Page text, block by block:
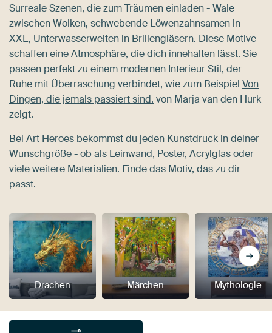
Surreale Szenen, die zum Träumen einladen - Wale
zwischen Wolken, schwebende Löwenzahnsamen in
XXL, Unterwasserwelten in Brillengläsern. Diese Motive
schaffen eine Atmosphäre, die dich innehalten lässt. Sie
passen perfekt zu einem modernen Interieur Stil, der
Ruhe mit Überraschung verbindet, wie zum Beispiel Von
Dingen, die jemals passiert sind. von Marja van den Hurk
zeigt.
Bei Art Heroes bekommst du jeden Kunstdruck in deiner
Wunschgröße - ob als Leinwand, Poster, Acrylglasoder
viele weitere Materialien. Finde das Motiv, das zu dir
passt.
Drachen Märchen Mythologie